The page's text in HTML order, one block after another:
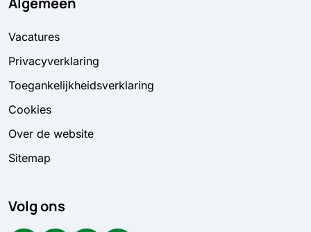
Vacatures
Privacyverklaring
Toegankelijkheidsverklaring
Cookies
Over de website
Sitemap
Volg ons